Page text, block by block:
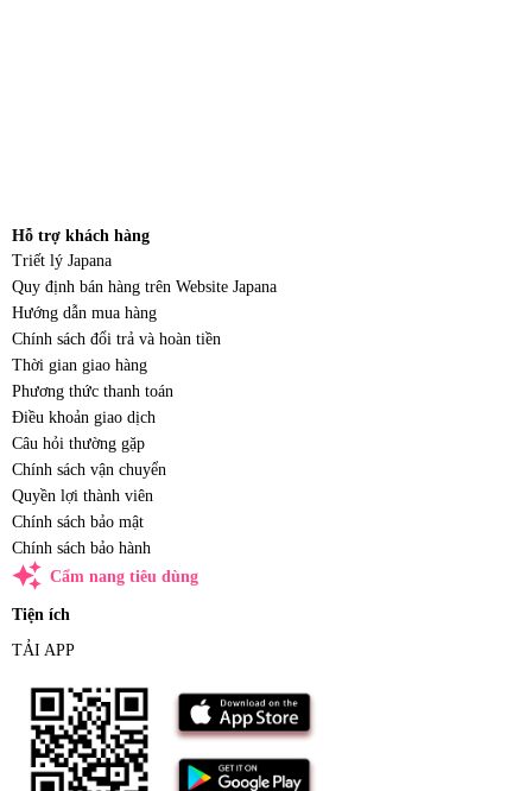
Hỗ trợ khách hàng
Triết lý Japana
Quy định bán hàng trên Website Japana
Hướng dẫn mua hàng
Chính sách đổi trả và hoàn tiền
Thời gian giao hàng
Phương thức thanh toán
Điều khoản giao dịch
Câu hỏi thường gặp
Chính sách vận chuyển
Quyền lợi thành viên
Chính sách bảo mật
Chính sách bảo hành
auto_awesome Cẩm nang tiêu dùng
Tiện ích
TẢI APP